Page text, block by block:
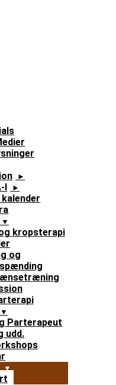
I
kalender
kropsterapi
og
Parterapeut
udd.